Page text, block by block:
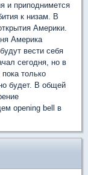
и приподнимется
к низам. В
Америки.
Америка
вести себя
сегодня, но в
только
будет. В общей
opening bell в